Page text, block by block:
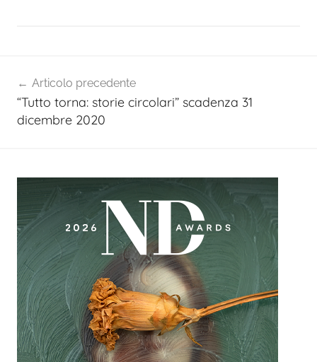
articoli
Articolo precedente
“Tutto torna: storie circolari” scadenza 31
dicembre 2020